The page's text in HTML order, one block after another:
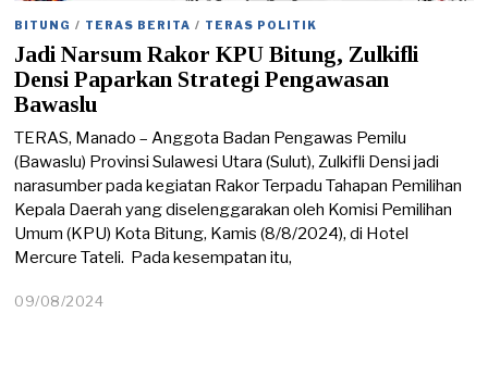
BITUNG / TERAS BERITA / TERAS POLITIK
Jadi Narsum Rakor KPU Bitung, Zulkifli
Densi Paparkan Strategi Pengawasan
Bawaslu
TERAS, Manado – Anggota Badan Pengawas Pemilu
(Bawaslu) Provinsi Sulawesi Utara (Sulut), Zulkifli Densi jadi
narasumber pada kegiatan Rakor Terpadu Tahapan Pemilihan
Kepala Daerah yang diselenggarakan oleh Komisi Pemilihan
Umum (KPU) Kota Bitung, Kamis (8/8/2024), di Hotel
Mercure Tateli. Pada kesempatan itu,
09/08/2024